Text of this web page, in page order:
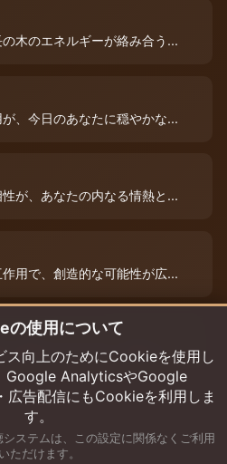
木のエネルギーが絡み合う...
、今日のあなたに穏やかな...
が、あなたの内なる情熱と...
用で、創造的な可能性が広...
と成長のエネルギーに満ちた...
の使用について
ス向上のためにCookieを使用し
Google AnalyticsやGoogle
広告配信にもCookieを利用しま
す。
ステムは、この設定に関係なくご利用
いただけます。